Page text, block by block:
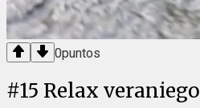
0puntos
#15 Relax veraniego